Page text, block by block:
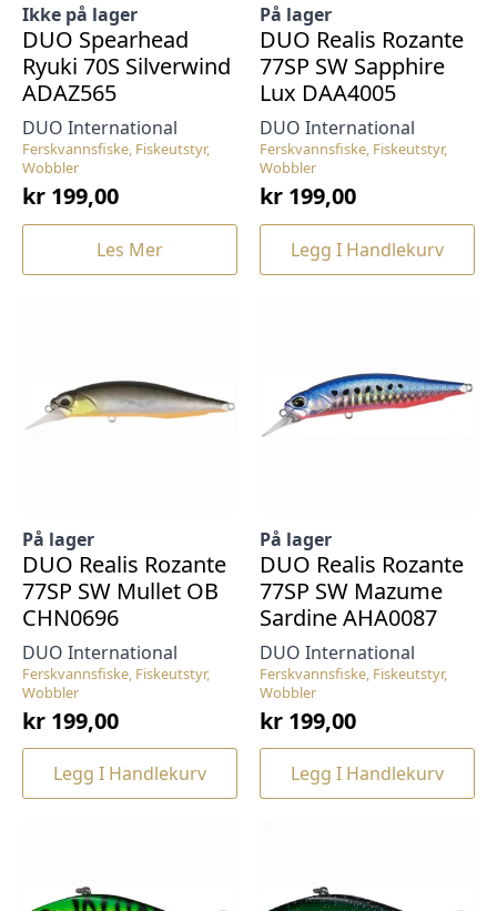
Ferskvannsfiske, Fiskeutstyr,
Wobbler
DUO International
Ikke på lager
DUO Spearhead
Ryuki 70S Silverwind
ADAZ565
kr 199,00
Les Mer
Ferskvannsfiske, Fiskeutstyr,
Wobbler
DUO International
På lager
DUO Realis Rozante
77SP SW Sapphire
Lux DAA4005
kr 199,00
Legg I Handlekurv
Ferskvannsfiske, Fiskeutstyr,
Wobbler
DUO International
På lager
DUO Realis Rozante
77SP SW Mullet OB
CHN0696
kr 199,00
Legg I Handlekurv
Ferskvannsfiske, Fiskeutstyr,
Wobbler
DUO International
På lager
DUO Realis Rozante
77SP SW Mazume
Sardine AHA0087
kr 199,00
Legg I Handlekurv